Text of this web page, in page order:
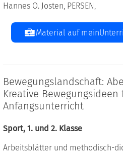
Hannes O. Josten, PERSEN,
Material auf
Bewegungslandschaft:
Kreative Bewegungsideen
Anfangsunterricht
Sport, 1. und 2. Klasse
Arbeitsblätter und methodisch-